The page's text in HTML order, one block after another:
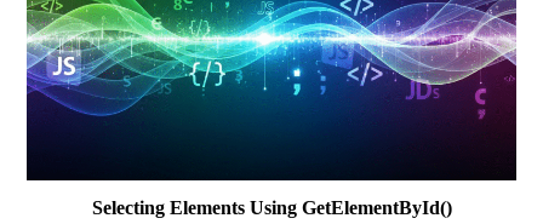
Selecting Elements Using GetElementById()